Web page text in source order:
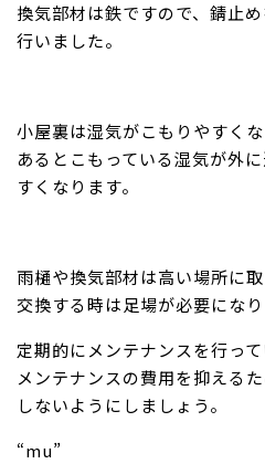
換気部材は鉄ですので、錆止
行いました。
小屋裏は湿気がこもりやすく
あるとこもっている湿気が外
すくなります。
雨樋や換気部材は高い場所に
交換する時は足場が必要になり
定期的にメンテナンスを行っ
メンテナンスの費用を抑える
しないようにしましょう。
“mu”